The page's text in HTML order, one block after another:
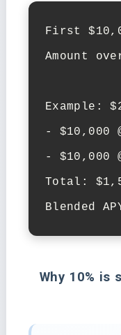
First
Amount
Example:
- $10,000
- $10,000
Total:
Blended
Why 10% is